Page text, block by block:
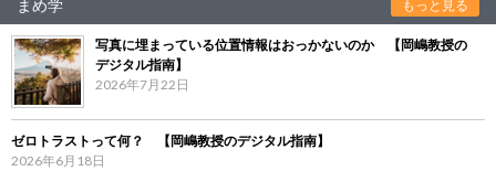
まめ学 もっと見る
写真に埋まっている位置情報はおっかないのか 【岡嶋教授の
デジタル指南】
2026年7月22日
ゼロトラストって何？ 【岡嶋教授のデジタル指南】
2026年6月18日